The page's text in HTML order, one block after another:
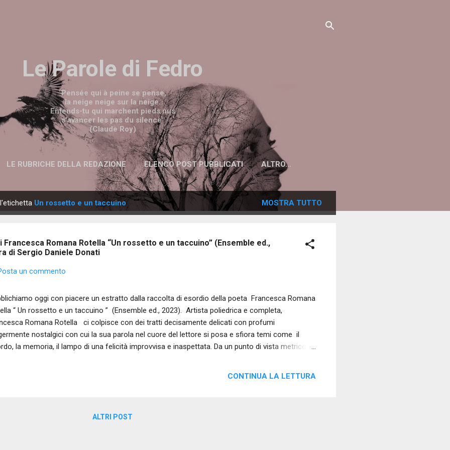
Le Parole di Fedro
"Pensée qui à peine se pense,
la neige neige sur la neige.
Entends-tu qui marchent pieds nus
s'avancer les pas du silence"
(Claude Roy)
LE RUBRICHE DELLA REDAZIONE ELENCO POST PUBBLICATI ALTRO…
Un rossetto e un taccuino MOSTRA TUTTO
Romana Rotella “Un rossetto e un taccuino” (Ensemble ed.,
di Sergio Daniele Donati
un commento
oggi con piacere un estratto dalla raccolta di esordio della poeta Francesca Romana
“ Un rossetto e un taccuino ” (Ensemble ed., 2023). Artista poliedrica e completa,
Romana Rotella ci colpisce con dei tratti decisamente delicati con profumi
nostalgici con cui la sua parola nel cuore del lettore si posa e sfiora temi come il
la memoria, il lampo di una felicità improvvisa e inaspettata. Da un punto di vista metrico
CONTINUA LA LETTURA
ALTRI POST